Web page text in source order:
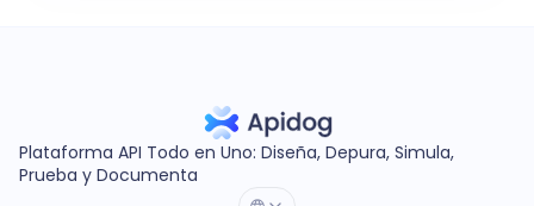
Plataforma API Todo en Uno: Diseña, Depura, Simula,
Prueba y Documenta